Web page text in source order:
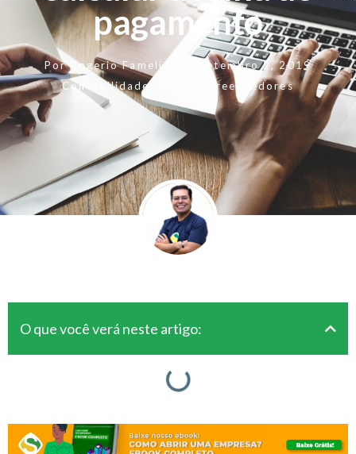
pagamento
PorRogerio Fameli
setembro 2, 2019
Contabilidade
Para Empreendedores
O que você verá neste artigo: